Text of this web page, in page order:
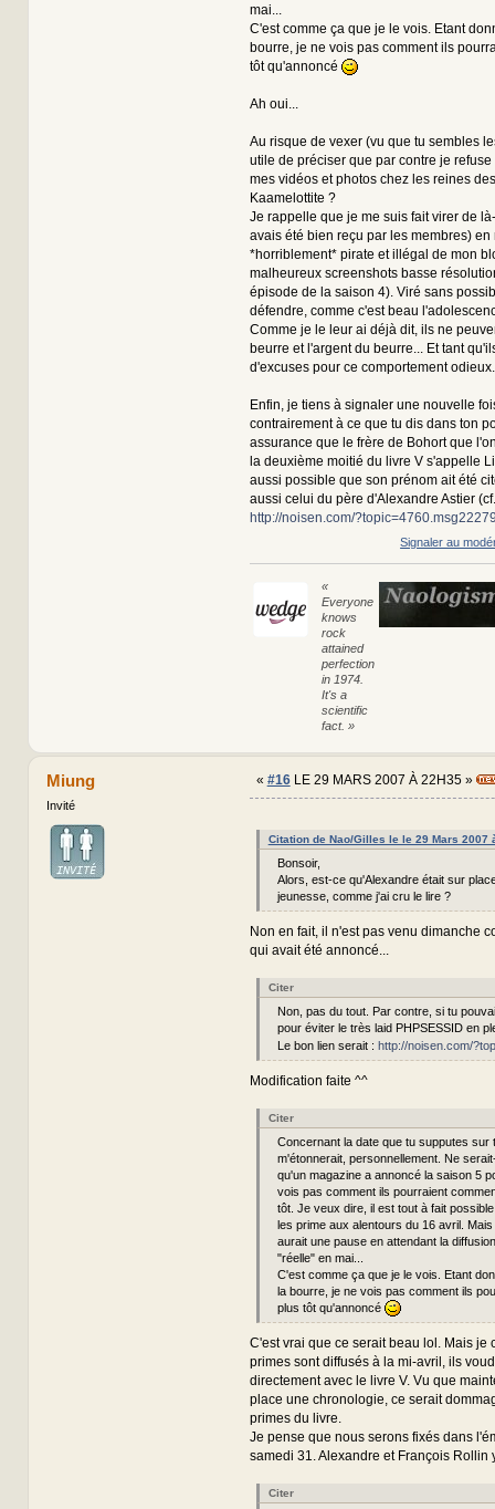
mai...
C'est comme ça que je le vois. Etant
bourre, je ne vois pas comment ils
tôt qu'annoncé
Ah oui...
Au risque de vexer (vu que tu sembles
utile de préciser que par contre je
mes vidéos et photos chez les reines
Kaamelottite ?
Je rappelle que je me suis fait virer de
avais été bien reçu par les membres)
*horriblement* pirate et illégal de mon
malheureux screenshots basse
épisode de la saison 4). Viré sans
défendre, comme c'est beau
Comme je le leur ai déjà dit, ils ne
beurre et l'argent du beurre... Et tant
d'excuses pour ce comportement
Enfin, je tiens à signaler une nouvelle
contrairement à ce que tu dis dans ton
assurance que le frère de Bohort que
la deuxième moitié du livre V s'appelle
aussi possible que son prénom ait été
aussi celui du père d'Alexandre Astier (cf.
http://noisen.com/
Signaler au
«
Everyone
knows
rock
attained
perfection
in 1974.
It's a
scientific
fact. »
Miung
Invité
« #16LE 29 MARS 2007 À 22H35 »
Citation de Nao/Gilles le le 29 Mars 2007
Bonsoir,
Alors, est-ce qu'Alexandre était sur
jeunesse, comme j'ai cru le lire ?
Non en fait, il n'est pas venu dimanche
qui avait été annoncé...
Citer
Non, pas du tout. Par contre, si tu
pour éviter le très laid PHPSESSID en
Le bon lien serait : http://noisen.com/
Modification faite ^^
Citer
Concernant la date que tu supputes sur
m'étonnerait, personnellement. Ne
qu'un magazine a annoncé la saison 5
vois pas comment ils pourraient
tôt. Je veux dire, il est tout à fait
les prime aux alentours du 16 avril.
aurait une pause en attendant la
"réelle" en mai...
C'est comme ça que je le vois. Etant
la bourre, je ne vois pas comment ils
plus tôt qu'annoncé
C'est vrai que ce serait beau lol. Mais je
primes sont diffusés à la mi-avril, ils
directement avec le livre V. Vu que
place une chronologie, ce serait
primes du livre.
Je pense que nous serons fixés dans
samedi 31. Alexandre et François Rollin
Citer